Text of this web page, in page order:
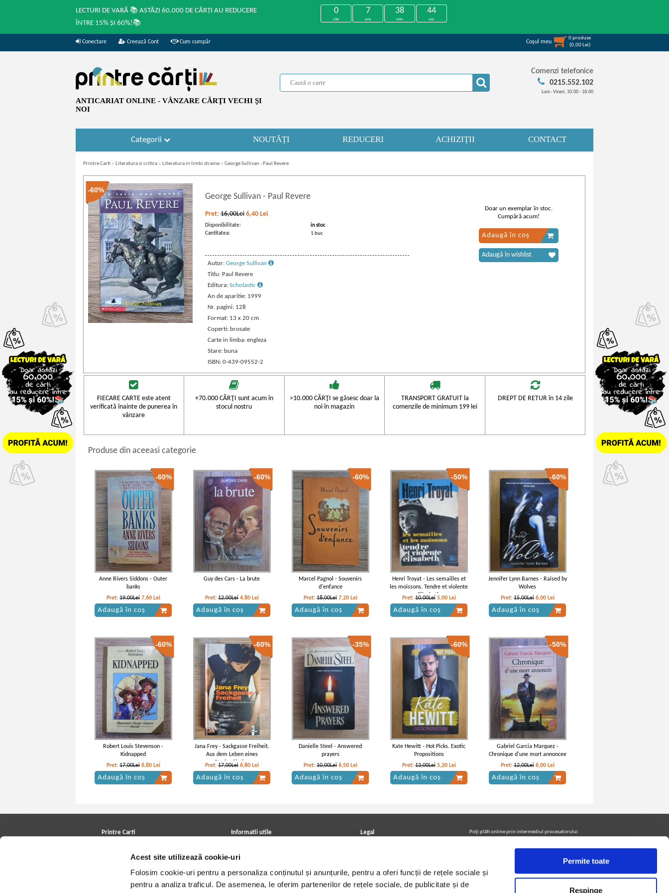
Acest site utilizează cookie-uri
Folosim cookie-uri pentru a personaliza conținutul și anunțurile, pentru a oferi funcții de rețele sociale și
pentru a analiza traficul. De asemenea, le oferim partenerilor de rețele sociale, de publicitate și de
Permite toate
Respinge
LECTURI DE VARĂ 📚 ASTĂZI 60.000 DE CĂRȚI AU REDUCERE
ÎNTRE 15% ȘI 60%!📚
0
zile
7
ore
38
min
44
sec
Conectare Creează Cont Cum cumpăr Coşul meu
0produse
(0,00 Lei)
ANTICARIAT ONLINE - VÂNZARE CĂRŢI VECHI ŞI
NOI
Comenzi telefonice
0215.552.102
Luni - Vineri, 10:00 - 18:00
Categorii NOUTĂȚI REDUCERI ACHIZIȚII CONTACT
Printre Carti » Literatura si critica » Literatura in limbi straine » George Sullivan - Paul Revere
-60%
George Sullivan - Paul Revere
Pret:16,00Lei 6,40 Lei
Disponibilitate:
in stoc
Cantitatea:
1 buc
Autor: George Sullivan
Titlu: Paul Revere
Editura: Scholastic
An de aparitie: 1999
Nr. pagini: 128
Format: 13 x 20 cm
Coperti: brosate
Carte in limba: engleza
Stare: buna
ISBN: 0-439-09552-2
Doar un exemplar în stoc.
Cumpără acum!
Adaugă în coș
Adaugă în wishlist
FIECARE CARTE este atent
verificată înainte de punerea în
vânzare
+70.000 CĂRŢI sunt acum în
stocul nostru
>10.000 CĂRŢI se găsesc doar la
noi în magazin
TRANSPORT GRATUIT la
comenzile de minimum 199 lei
DREPT DE RETUR în 14 zile
Produse din aceeasi categorie
-60%
Anne Rivers Siddons - Outer
banks
Pret: 19,00Lei 7,60 Lei
Adaugă în coș
-60%
Guy des Cars - La brute
Pret:12,00Lei 4,80 Lei
Adaugă în coș
-60%
Marcel Pagnol - Souvenirs
d'enfance
Pret:18,00Lei 7,20 Lei
Adaugă în coș
-50%
Henri Troyat - Les semailles et
les moissons. Tendre et violente
Elisabeth
Pret:10,00Lei 5,00 Lei
Adaugă în coș
-60%
Jennifer Lynn Barnes - Raised by
Wolves
Pret:15,00Lei 6,00 Lei
Adaugă în coș
-60%
Robert Louis Stevenson -
Kidnapped
Pret: 17,00Lei 6,80 Lei
Adaugă în coș
-60%
Jana Frey - Sackgasse Freiheit.
Aus dem Leben eines
Strabenkindes
Pret:17,00Lei 6,80 Lei
Adaugă în coș
-35%
Danielle Steel - Answered
prayers
Pret:10,00Lei 6,50 Lei
Adaugă în coș
-60%
Kate Hewitt - Hot Picks. Exotic
Propositions
Pret:13,00Lei 5,20 Lei
Adaugă în coș
-50%
Gabriel Garcia Marquez -
Chronique d'une mort annoncee
Pret:12,00Lei 6,00 Lei
Adaugă în coș
Printre Carti
Cele mai căutate cărți
Informatii utile
Achizitii viniluri, casete, CD/DVD
Cum cumpar?
Retur comenzi
Legal
Termeni si conditii
Poţi plăti online prin intermediul procesatorului
Netopia Payments
Urmăreşte-ne pe facebook pentru a fi la curent cu
promoţiile PrintreCarti.ro